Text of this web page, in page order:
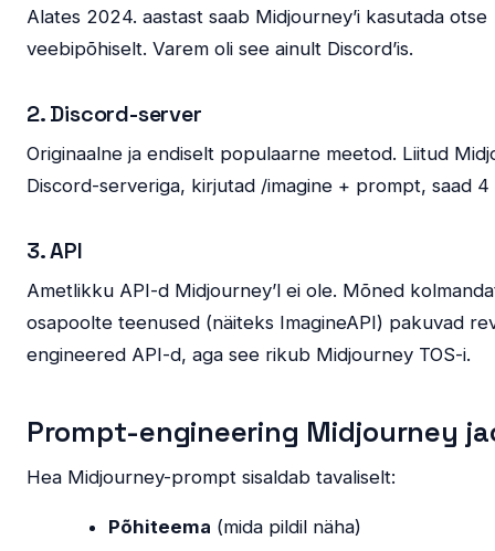
Alates 2024. aastast saab Midjourney’i kasutada otse
veebipõhiselt. Varem oli see ainult Discord’is.
2. Discord-server
Originaalne ja endiselt populaarne meetod. Liitud
Discord-serveriga, kirjutad /imagine + prompt, saad 4
3. API
Ametlikku API-d Midjourney’l ei ole. Mõned
osapoolte teenused (näiteks ImagineAPI) pakuvad
engineered API-d, aga see rikub Midjourney TOS-i.
Prompt-engineering Midjourney
Hea Midjourney-prompt sisaldab tavaliselt:
Põhiteema (mida pildil näha)